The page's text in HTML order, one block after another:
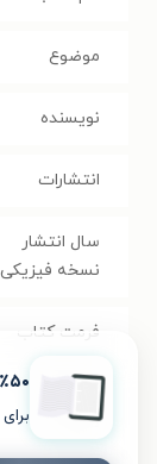
موضوع
نویسنده
انتشارات
سال انتشار
نسخه فیزیکی
فرمت کتاب
کتاب
٪۵۰ تخفیف ویژۀ اولین خرید